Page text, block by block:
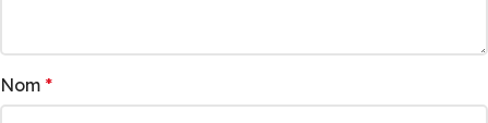
Nom *